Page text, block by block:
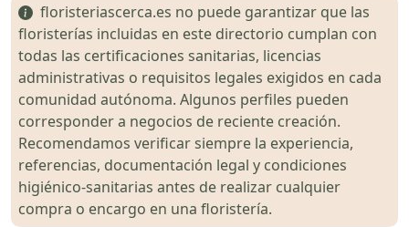
floristeriascerca.es no puede garantizar que las
floristerías incluidas en este directorio cumplan con
todas las certificaciones sanitarias, licencias
administrativas o requisitos legales exigidos en cada
comunidad autónoma. Algunos perfiles pueden
corresponder a negocios de reciente creación.
Recomendamos verificar siempre la experiencia,
referencias, documentación legal y condiciones
higiénico-sanitarias antes de realizar cualquier
compra o encargo en una floristería.